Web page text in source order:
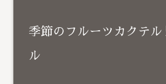
季節のフルーツカクテ
ル